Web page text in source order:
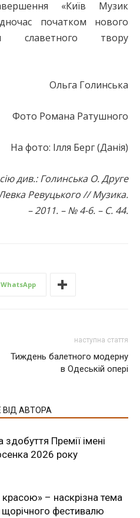
«Київ Музик
початком нового
славетного твору
Ольга Голинська
Фото Романа Ратушного
На фото: Ілля Берг (Данія)
див.: Голинська О. Друге
Ревуцького // Музика.
– 2011. – № 4-6. – С. 44.
WhatsApp
наступна стаття
Тиждень балетного модерну
в Одеській опері
ВІД АВТОРА
здобуття Премії імені
2026 року
красою» – наскрізна тема
щорічного фестивалю